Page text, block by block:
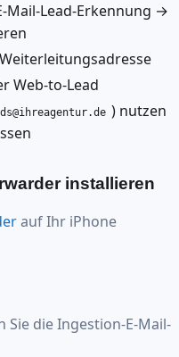
Lead-Erkennung →
Web-to-Lead
) nutzen
installieren
auf Ihr iPhone
Sie die Ingestion-E-Mail-